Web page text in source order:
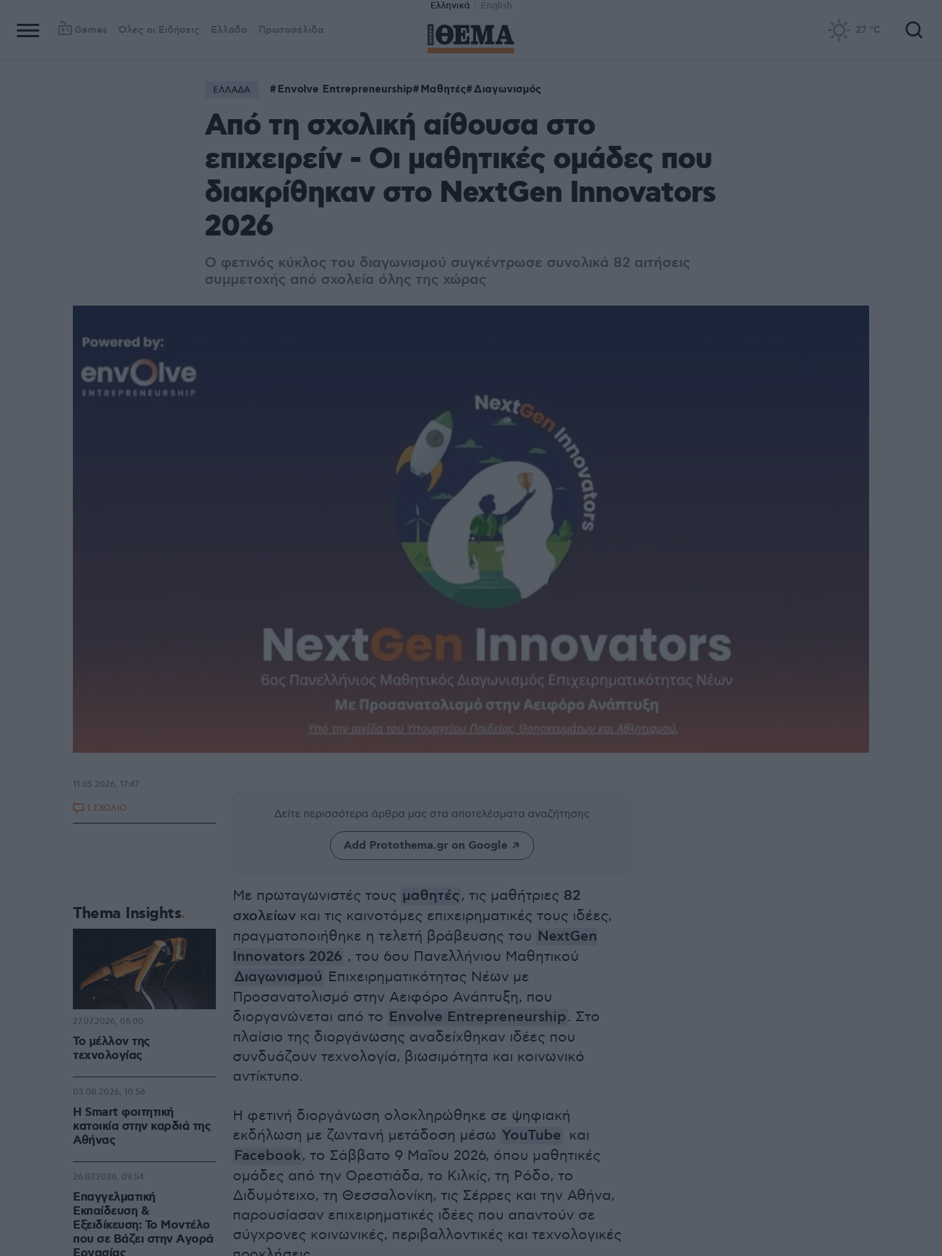
Ελληνικά English
Games Όλες οι Ειδήσεις Ελλάδα Πρωτοσέλιδα 27 °C
ΕΛΛΑΔΑ Envolve Entrepreneurship Μαθητές Διαγωνισμός
Από τη σχολική αίθουσα στο
επιχειρείν - Οι μαθητικές ομάδες που
διακρίθηκαν στο NextGen Innovators
2026
Ο φετινός κύκλος του διαγωνισμού συγκέντρωσε συνολικά 82 αιτήσεις
συμμετοχής από σχολεία όλης της χώρας
Δείτε περισσότερα άρθρα μας στα αποτελέσματα αναζήτησης
Add Protothema.gr on Google
Με πρωταγωνιστές τους μαθητές, τις μαθήτριες 82
σχολείων και τις καινοτόμες επιχειρηματικές τους ιδέες,
πραγματοποιήθηκε η τελετή βράβευσης του NextGen
Innovators 2026 , του 6ου Πανελλήνιου Μαθητικού
Διαγωνισμού Επιχειρηματικότητας Νέων με
Προσανατολισμό στην Αειφόρο Ανάπτυξη, που
διοργανώνεται από το Envolve Entrepreneurship. Στο
πλαίσιο της διοργάνωσης αναδείχθηκαν ιδέες που
συνδυάζουν τεχνολογία, βιωσιμότητα και κοινωνικό
αντίκτυπο.
Η φετινή διοργάνωση ολοκληρώθηκε σε ψηφιακή
εκδήλωση με ζωντανή μετάδοση μέσω YouTube και
Facebook, το Σάββατο 9 Μαΐου 2026, όπου μαθητικές
ομάδες από την Ορεστιάδα, το Κιλκίς, τη Ρόδο, το
Διδυμότειχο, τη Θεσσαλονίκη, τις Σέρρες και την Αθήνα,
παρουσίασαν επιχειρηματικές ιδέες που απαντούν σε
σύγχρονες κοινωνικές, περιβαλλοντικές και τεχνολογικές
11.05.2026, 17:47
1 ΣΧΟΛΙΟ
Thema Insights
Το μέλλον της
τεχνολογίας
27.07.2026, 06:00
Η Smart φοιτητική
κατοικία στην καρδιά της
Αθήνας
03.08.2026, 10:56
Επαγγελματική
Εκπαίδευση &
Εξειδίκευση: Το Mοντέλο
που σε Bάζει στην Aγορά
26.07.2026, 09:54